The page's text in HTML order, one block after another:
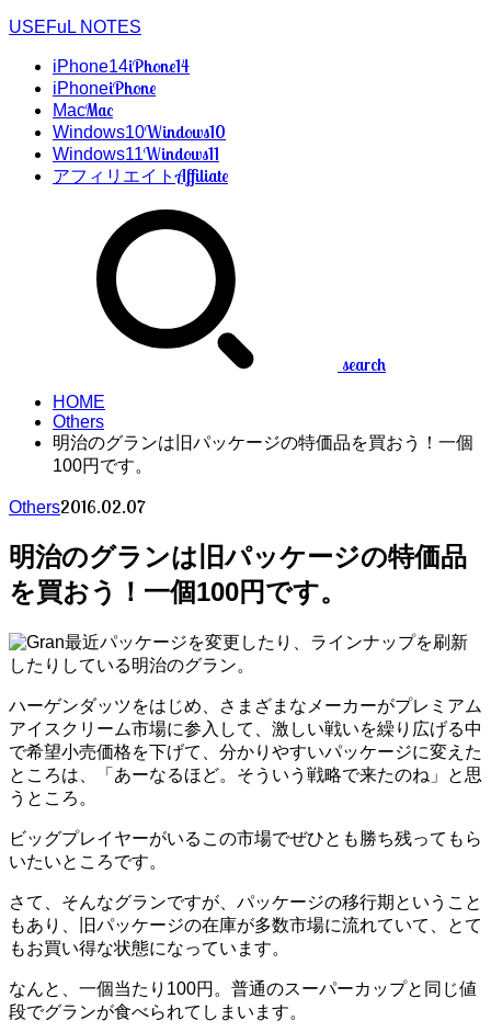
USEFuL NOTES
iPhone14iPhone14
iPhoneiPhone
MacMac
Windows10Windows10
Windows11Windows11
アフィリエイトAffiliate
search
HOME
Others
明治のグランは旧パッケージの特価品を買おう！一個
100円です。
Others2016.02.07
明治のグランは旧パッケージの特価品
を買おう！一個100円です。
最近パッケージを変更したり、ラインナップを刷新
したりしている明治のグラン。
ハーゲンダッツをはじめ、さまざまなメーカーがプレミアム
アイスクリーム市場に参入して、激しい戦いを繰り広げる中
で希望小売価格を下げて、分かりやすいパッケージに変えた
ところは、「あーなるほど。そういう戦略で来たのね」と思
うところ。
ビッグプレイヤーがいるこの市場でぜひとも勝ち残ってもら
いたいところです。
さて、そんなグランですが、パッケージの移行期ということ
もあり、旧パッケージの在庫が多数市場に流れていて、とて
もお買い得な状態になっています。
なんと、一個当たり100円。普通のスーパーカップと同じ値
段でグランが食べられてしまいます。